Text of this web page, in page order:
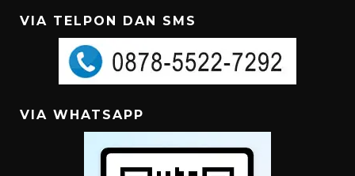
VIA TELPON DAN SMS
VIA WHATSAPP